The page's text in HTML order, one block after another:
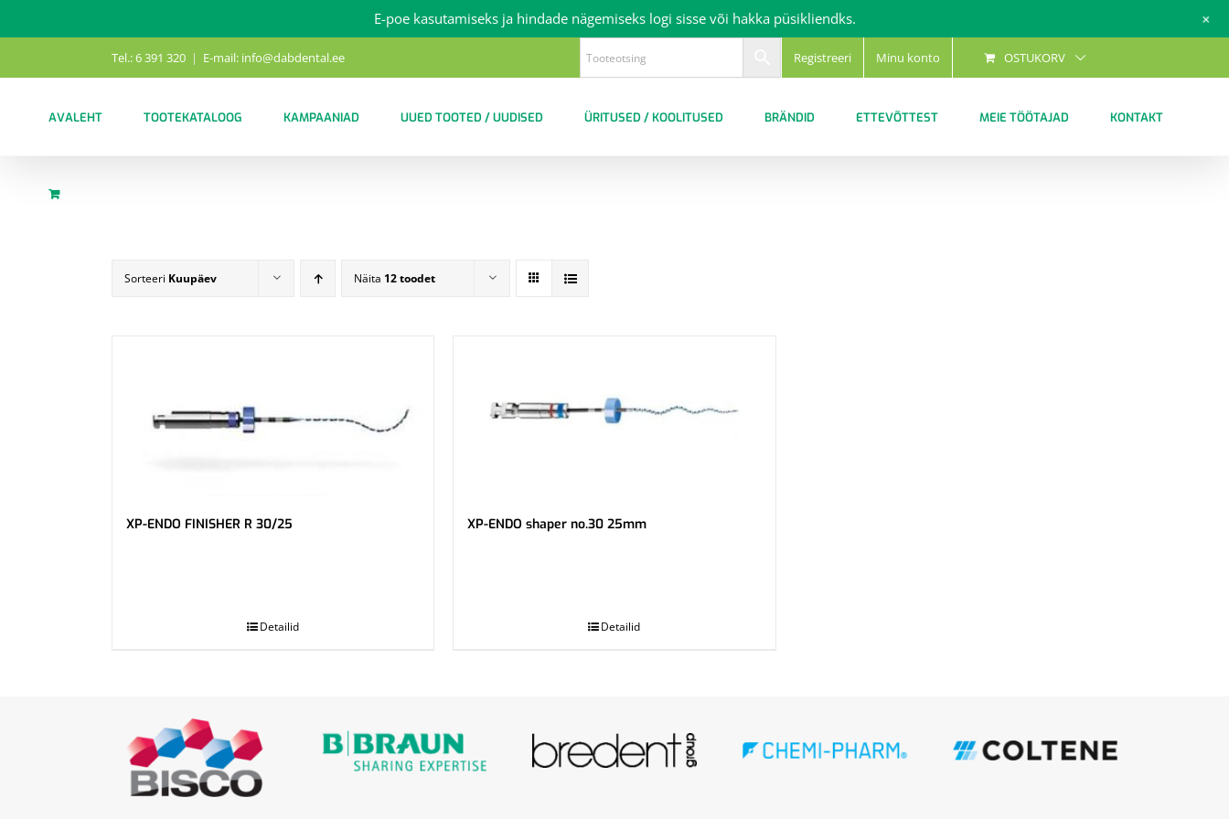
Tel.: 6 391 320 | E-mail: info@dabdental.ee Registreeri Minu konto OSTUKORV
AVALEHT TOOTEKATALOOG KAMPAANIAD UUED TOOTED / UUDISED ÜRITUSED / KOOLITUSED BRÄNDID ETTEVÕTTEST MEIE TÖÖTAJAD KONTAKT
Sorteeri Kuupäev Näita 12 toodet
XP-ENDO FINISHER R 30/25
Detailid
XP-ENDO shaper no.30 25mm
Detailid
E-poe kasutamiseks ja hindade nägemiseks logi sisse või hakka püsikliendks. +